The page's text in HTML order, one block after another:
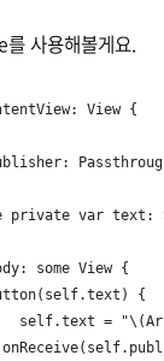
사용해볼게요.
View {
private var text:
some View {
{
self.text =